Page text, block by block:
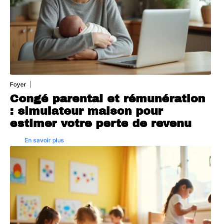
Foyer
Congé parental et rémunération
: simulateur maison pour
estimer votre perte de revenu
En savoir plus